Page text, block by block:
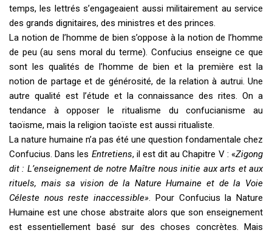
temps, les lettrés s’engageaient aussi militairement au service
des grands dignitaires, des ministres et des princes.
La notion de l’homme de bien s’oppose à la notion de l’homme
de peu (au sens moral du terme). Confucius enseigne ce que
sont les qualités de l’homme de bien et la première est la
notion de partage et de générosité, de la relation à autrui. Une
autre qualité est l’étude et la connaissance des rites. On a
tendance à opposer le ritualisme du confucianisme au
taoïsme, mais la religion taoïste est aussi ritualiste.
La nature humaine n’a pas été une question fondamentale chez
Confucius. Dans les Entretiens, il est dit au Chapitre V : «Zigong
dit : L’enseignement de notre Maître nous initie aux arts et aux
rituels, mais sa vision de la Nature Humaine et de la Voie
Céleste nous reste inaccessible». Pour Confucius la Nature
Humaine est une chose abstraite alors que son enseignement
est essentiellement basé sur des choses concrètes. Mais